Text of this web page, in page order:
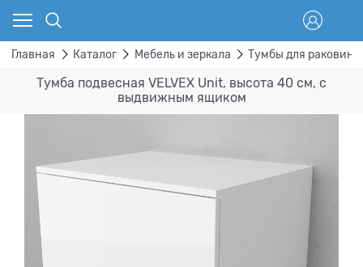
Главная Каталог Мебель и зеркала Тумбы для раковины
Тумба подвесная VELVEX Unit, высота 40 см, с
выдвижным ящиком